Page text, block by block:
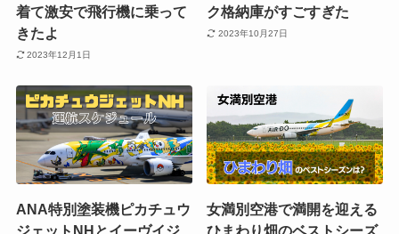
着て激安で飛行機に乗って
きたよ
2023年12月1日
ク格納庫がすごすぎた
2023年10月27日
ANA特別塗装機ピカチュウ
ジェットNHとイーヴイジ
女満別空港で満開を迎える
ひまわり畑のベストシーズ